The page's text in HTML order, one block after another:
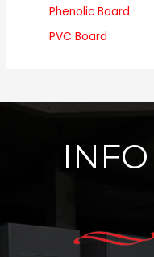
Phenolic Board
PVC Board